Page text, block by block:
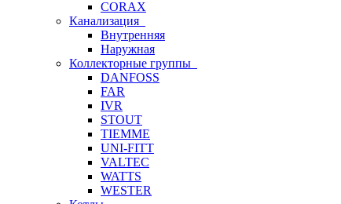
CORAX
Канализация
Внутренняя
Наружная
Коллекторные группы
DANFOSS
FAR
IVR
STOUT
TIEMME
UNI-FITT
VALTEC
WATTS
WESTER